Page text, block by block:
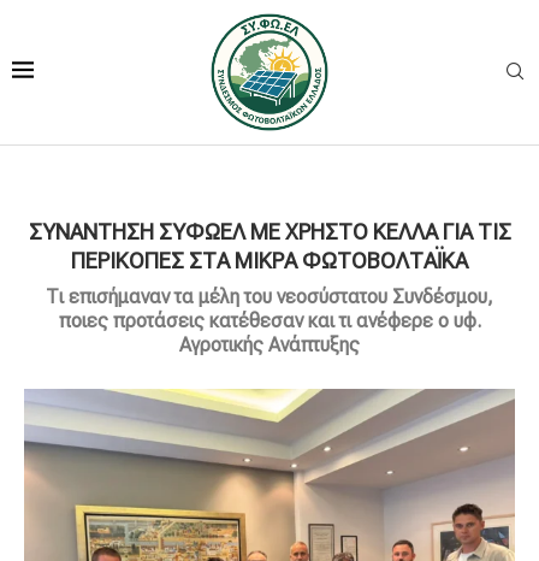
ΣΥΝΑΝΤΗΣΗ ΣΥΦΩΕΛ ΜΕ ΧΡΗΣΤΟ ΚΕΛΛΑ ΓΙΑ ΤΙΣ
ΠΕΡΙΚΟΠΕΣ ΣΤΑ ΜΙΚΡΑ ΦΩΤΟΒΟΛΤΑΪΚΑ
Τι επισήμαναν τα μέλη του νεοσύστατου Συνδέσμου,
ποιες προτάσεις κατέθεσαν και τι ανέφερε ο υφ.
Αγροτικής Ανάπτυξης